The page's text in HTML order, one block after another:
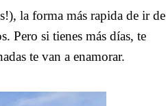
la forma más rapida de ir de
Pero si tienes más días, te
te van a enamorar.